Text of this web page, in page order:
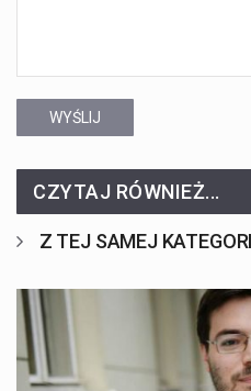
WYŚLIJ
CZYTAJ RÓWNIEŻ...
Z TEJ SAMEJ